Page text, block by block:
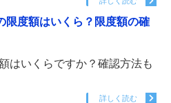
度額はいくら？限度額の確
はいくらですか？確認方法も
詳しく読む